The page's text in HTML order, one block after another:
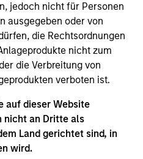
jedoch nicht für Personen
ausgegeben oder von
die Rechtsordnungen
nicht zum
die Verbreitung von
verboten ist.
auf dieser Website
nicht an Dritte als
Land gerichtet sind, in
wird.